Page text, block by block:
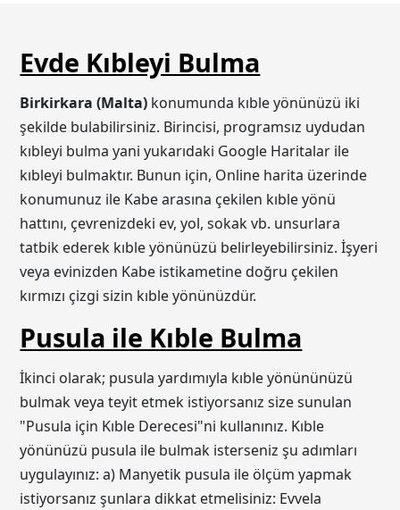
Evde Kıbleyi Bulma
Birkirkara (Malta) konumunda kıble yönünüzü iki
şekilde bulabilirsiniz. Birincisi, programsız uydudan
kıbleyi bulma yani yukarıdaki Google Haritalar ile
kıbleyi bulmaktır. Bunun için, Online harita üzerinde
konumunuz ile Kabe arasına çekilen kıble yönü
hattını, çevrenizdeki ev, yol, sokak vb. unsurlara
tatbik ederek kıble yönünüzü belirleyebilirsiniz. İşyeri
veya evinizden Kabe istikametine doğru çekilen
kırmızı çizgi sizin kıble yönünüzdür.
Pusula ile Kıble Bulma
İkinci olarak; pusula yardımıyla kıble yönününüzü
bulmak veya teyit etmek istiyorsanız size sunulan
"Pusula için Kıble Derecesi"ni kullanınız. Kıble
yönünüzü pusula ile bulmak isterseniz şu adımları
uygulayınız: a) Manyetik pusula ile ölçüm yapmak
istiyorsanız şunlara dikkat etmelisiniz: Evvela